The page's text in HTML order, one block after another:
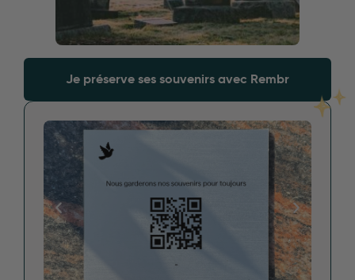
Je préserve ses souvenirs avec Rembr